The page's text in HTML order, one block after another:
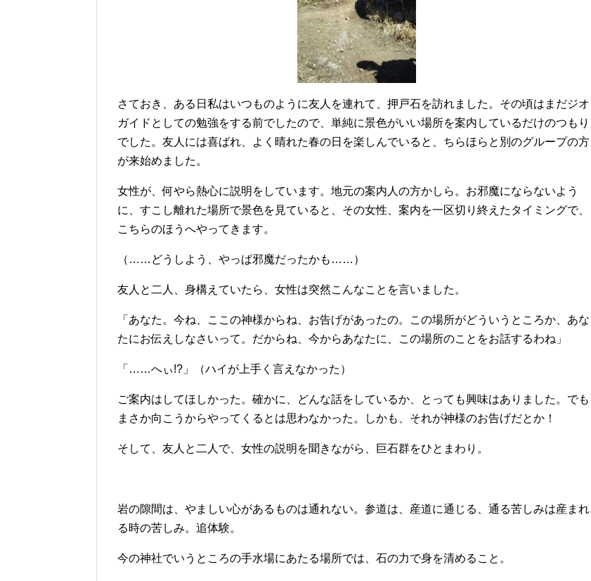
さておき、ある日私はいつものように友人を連れて、押戸石を訪れました。その頃はまだジオ
ガイドとしての勉強をする前でしたので、単純に景色がいい場所を案内しているだけのつもり
でした。友人には喜ばれ、よく晴れた春の日を楽しんでいると、ちらほらと別のグループの方
が来始めました。
女性が、何やら熱心に説明をしています。地元の案内人の方かしら。お邪魔にならないよう
に、すこし離れた場所で景色を見ていると、その女性、案内を一区切り終えたタイミングで、
こちらのほうへやってきます。
（……どうしよう、やっぱ邪魔だったかも……）
友人と二人、身構えていたら、女性は突然こんなことを言いました。
「あなた。今ね、ここの神様からね、お告げがあったの。この場所がどういうところか、あな
たにお伝えしなさいって。だからね、今からあなたに、この場所のことをお話するわね」
「……へぃ!?」（ハイが上手く言えなかった）
ご案内はしてほしかった。確かに、どんな話をしているか、とっても興味はありました。でも
まさか向こうからやってくるとは思わなかった。しかも、それが神様のお告げだとか！
そして、友人と二人で、女性の説明を聞きながら、巨石群をひとまわり。
岩の隙間は、やましい心があるものは通れない。参道は、産道に通じる、通る苦しみは産まれ
る時の苦しみ。追体験。
今の神社でいうところの手水場にあたる場所では、石の力で身を清めること。